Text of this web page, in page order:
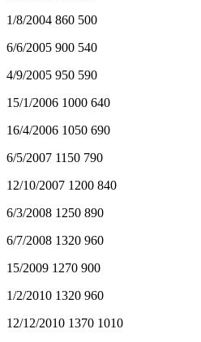
1/8/2004 860 500
6/6/2005 900 540
4/9/2005 950 590
15/1/2006 1000 640
16/4/2006 1050 690
6/5/2007 1150 790
12/10/2007 1200 840
6/3/2008 1250 890
6/7/2008 1320 960
15/2009 1270 900
1/2/2010 1320 960
12/12/2010 1370 1010